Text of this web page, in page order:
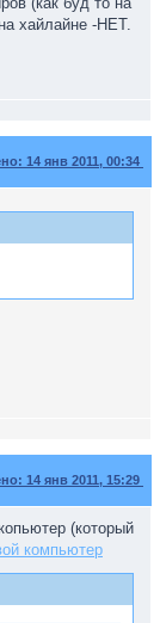
хайлайне -НЕТ.
14 янв 2011, 00:34
14 янв 2011, 15:29
(который
компьютер